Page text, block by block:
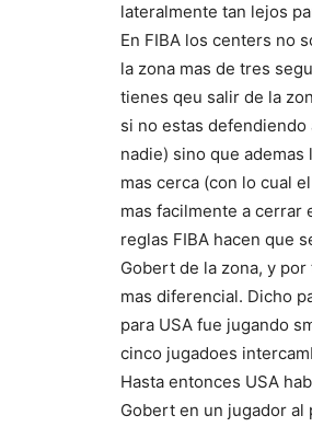
lateralmente tan lejos
En FIBA los centers no
la zona mas de tres
tienes qeu salir de la
si no estas defendiendo
nadie) sino que
mas cerca (con lo cual
mas facilmente a cerrar
reglas FIBA hacen que
Gobert de la zona, y
mas diferencial. Dicho
para USA fue jugando
cinco jugadoes
Hasta entonces USA
Gobert en un jugador al